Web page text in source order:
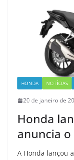
HONDA NOTÍCIAS
20 de janeiro de
Honda
anuncia
A Honda lançou